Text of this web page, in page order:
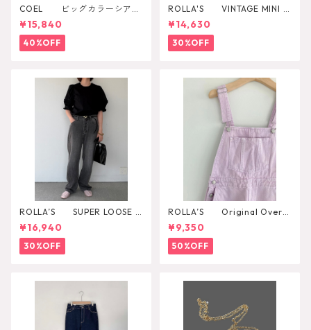
COEL ビッグカラーシアー
シャツ
¥15,840
40%OFF
ROLLA'S VINTAGE MINI D
AZZLER
¥14,630
30%OFF
ROLLA’S SUPER LOOSE B
LACK STONE
¥16,940
30%OFF
ROLLA’S Original Overal
l¥9,350
50%OFF